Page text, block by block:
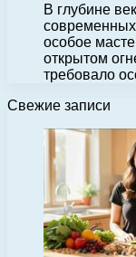
В глубине
особое
открытом
требовало
Свежие записи